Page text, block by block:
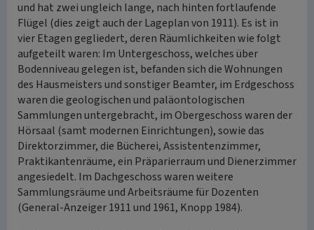
und hat zwei ungleich lange, nach hinten fortlaufende
Flügel (dies zeigt auch der Lageplan von 1911). Es ist in
vier Etagen gegliedert, deren Räumlichkeiten wie folgt
aufgeteilt waren: Im Untergeschoss, welches über
Bodenniveau gelegen ist, befanden sich die Wohnungen
des Hausmeisters und sonstiger Beamter, im Erdgeschoss
waren die geologischen und paläontologischen
Sammlungen untergebracht, im Obergeschoss waren der
Hörsaal (samt modernen Einrichtungen), sowie das
Direktorzimmer, die Bücherei, Assistentenzimmer,
Praktikantenräume, ein Präparierraum und Dienerzimmer
angesiedelt. Im Dachgeschoss waren weitere
Sammlungsräume und Arbeitsräume für Dozenten
(General-Anzeiger 1911 und 1961, Knopp 1984).